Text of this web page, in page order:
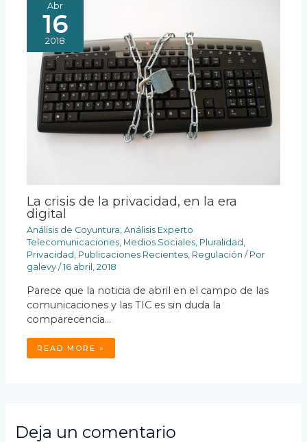
Abr
16
2018
La crisis de la privacidad, en la era
digital
Análisis de Coyuntura,Análisis Experto
Telecomunicaciones, Medios Sociales, Pluralidad ,
Privacidad , Publicaciones Recientes, Regulación / Por
galevy/16 abril, 2018
Parece que la noticia de abril en el campo de las
comunicaciones y las TIC es sin duda la
comparecencia…
READ MORE »
Deja un comentario